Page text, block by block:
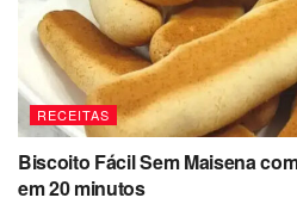
RECEITAS
Biscoito Fácil Sem Maisena
em 20 minutos